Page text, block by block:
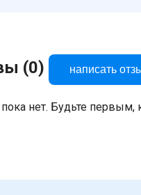
(0) написать
нет. Будьте первым,